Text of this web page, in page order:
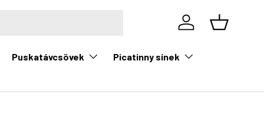
Bejelentkezés
Kosár
Puskatávcsövek Picatinny sínek